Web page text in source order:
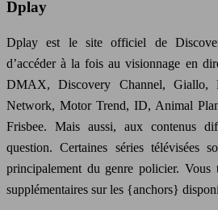
Dplay
Dplay est le site officiel de
d’accéder à la fois au visionnage en
DMAX, Discovery Channel, Giallo,
Network, Motor Trend, ID, Animal
Frisbee. Mais aussi, aux contenus
question. Certaines séries télévisées
principalement du genre policier. Vous
supplémentaires sur les {anchors}